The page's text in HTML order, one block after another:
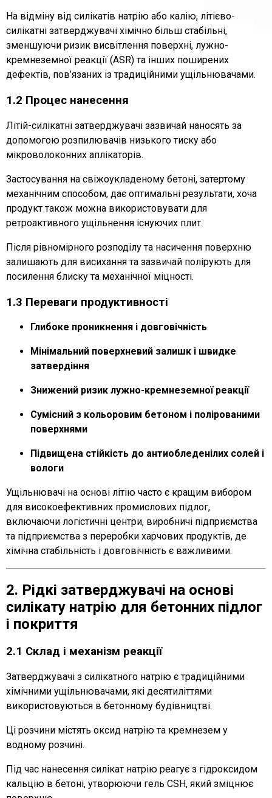
На відміну від силікатів натрію або калію, літієво-
силікатні затверджувачі хімічно більш стабільні,
зменшуючи ризик висвітлення поверхні, лужно-
кремнеземної реакції (ASR) та інших поширених
дефектів, пов’язаних із традиційними ущільнювачами.
1.2 Процес нанесення
Літій-силікатні затверджувачі зазвичай наносять за
допомогою розпилювачів низького тиску або
мікроволоконних аплікаторів.
Застосування на свіжоукладеному бетоні, затертому
механічним способом, дає оптимальні результати, хоча
продукт також можна використовувати для
ретроактивного ущільнення існуючих плит.
Після рівномірного розподілу та насичення поверхню
залишають для висихання та зазвичай полірують для
посилення блиску та механічної міцності.
1.3 Переваги продуктивності
Глибоке проникнення і довговічність
Мінімальний поверхневий залишк і швидке
затвердіння
Знижений ризик лужно-кремнеземної реакції
Сумісний з кольоровим бетоном і полірованими
поверхнями
Підвищена стійкість до антиобледенілих солей і
вологи
Ущільнювачі на основі літію часто є кращим вибором
для високоефективних промислових підлог,
включаючи логістичні центри, виробничі підприємства
та підприємства з переробки харчових продуктів, де
хімічна стабільність і довговічність є важливими.
2. Рідкі затверджувачі на основі
силікату натрію для бетонних підлог
і покриття
2.1 Склад і механізм реакції
Затверджувачі з силікатного натрію є традиційними
хімічними ущільнювачами, які десятиліттями
використовуються в бетонному будівництві.
Ці розчини містять оксид натрію та кремнезем у
водному розчині.
Під час нанесення силікат натрію реагує з гідроксидом
кальцію в бетоні, утворюючи гель CSH, який зміцнює